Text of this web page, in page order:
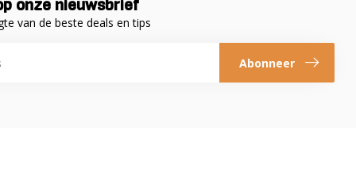
onze nieuwsbrief
van de beste deals en tips
Abonneer